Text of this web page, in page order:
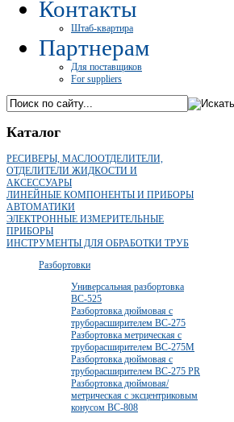
Контакты
Штаб-квартира
Партнерам
Для поставщиков
For suppliers
Каталог
РЕСИВЕРЫ, МАСЛООТДЕЛИТЕЛИ,
ОТДЕЛИТЕЛИ ЖИДКОСТИ И
АКСЕССУАРЫ
ЛИНЕЙНЫЕ КОМПОНЕНТЫ И ПРИБОРЫ
АВТОМАТИКИ
ЭЛЕКТРОННЫЕ ИЗМЕРИТЕЛЬНЫЕ
ПРИБОРЫ
ИНСТРУМЕНТЫ ДЛЯ ОБРАБОТКИ ТРУБ
Разбортовки
Универсальная разбортовка
BC-525
Разбортовка дюймовая с
труборасширителем BC-275
Разбортовка метрическая с
труборасширителем BC-275М
Разбортовка дюймовая с
труборасширителем BC-275 PR
Разбортовка дюймовая/
метрическая с эксцентриковым
конусом BC-808